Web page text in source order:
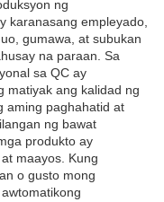
ng
karanasang empleyado,
gumawa, at subukan
na paraan. Sa
sa QC ay
matiyak ang kalidad ng
aming paghahatid at
ng bawat
produkto ay
maayos. Kung
o gusto mong